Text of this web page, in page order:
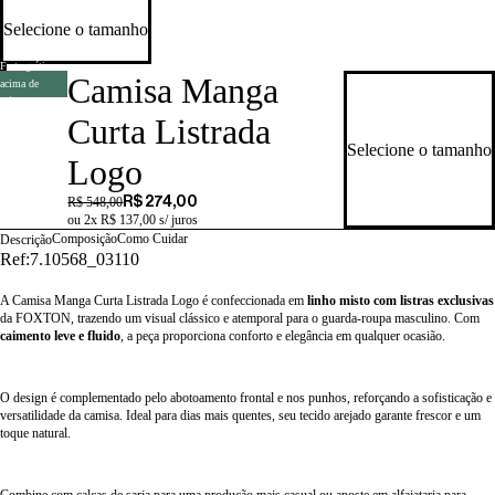
Selecione o tamanho
Frete grátis
acima de
R$499
Camisa Manga
Curta Listrada
Logo
R$ 548,00R$ 274,00
ou 2x R$ 137,00 s/ juros
Selecione o tamanho
DescriçãoComposiçãoComo Cuidar
Ref:7.10568_03110
A Camisa Manga Curta Listrada Logo é confeccionada em linho misto com listras exclusivas
da FOXTON, trazendo um visual clássico e atemporal para o guarda-roupa masculino. Com
caimento leve e fluido, a peça proporciona conforto e elegância em qualquer ocasião.
O design é complementado pelo abotoamento frontal e nos punhos, reforçando a sofisticação e
versatilidade da camisa. Ideal para dias mais quentes, seu tecido arejado garante frescor e um
toque natural.